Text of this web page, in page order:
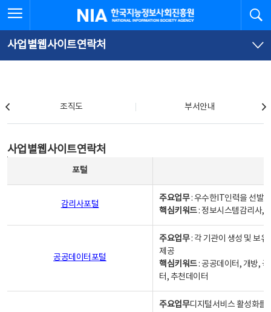
문
로
가
체
뉴
바
가
한국지능정보사회진흥원
사업별웹사이트연락처
조직도 부서안내
사업별웹사이트연락처
포털
감리사포털
주요업무: 우수한IT인력을 선발
핵심키워드: 정보시스템감리사,
공공데이터포털
주요업무: 각 기관이 생성 및 보
제공
핵심키워드: 공공데이터, 개방,
터, 추천데이터
주요업무디지털서비스 활성화를